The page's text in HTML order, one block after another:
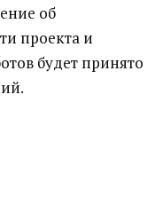
об
проекта и
будет принято